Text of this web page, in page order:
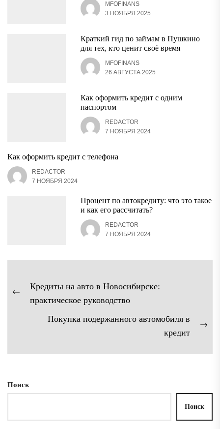
MFOFINANS
3 НОЯБРЯ 2025
Краткий гид по займам в Пушкино
для тех, кто ценит своё время
MFOFINANS
26 АВГУСТА 2025
Как оформить кредит с одним
паспортом
REDACTOR
7 НОЯБРЯ 2024
Как оформить кредит с телефона
REDACTOR
7 НОЯБРЯ 2024
Процент по автокредиту: что это такое
и как его рассчитать?
REDACTOR
7 НОЯБРЯ 2024
Навигация
по
записям
Предыдущая
Кредиты на авто в Новосибирске:
практическое руководство
Покупка подержанного автомобиля в
кредит
Поиск
Поиск